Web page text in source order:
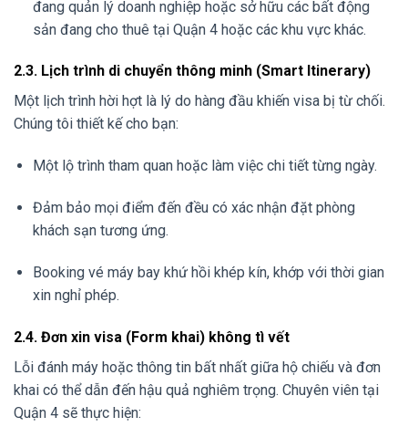
đang quản lý doanh nghiệp hoặc sở hữu các bất động
sản đang cho thuê tại Quận 4 hoặc các khu vực khác.
2.3. Lịch trình di chuyển thông minh (Smart Itinerary)
Một lịch trình hời hợt là lý do hàng đầu khiến visa bị từ chối.
Chúng tôi thiết kế cho bạn:
Một lộ trình tham quan hoặc làm việc chi tiết từng ngày.
Đảm bảo mọi điểm đến đều có xác nhận đặt phòng
khách sạn tương ứng.
Booking vé máy bay khứ hồi khép kín, khớp với thời gian
xin nghỉ phép.
2.4. Đơn xin visa (Form khai) không tì vết
Lỗi đánh máy hoặc thông tin bất nhất giữa hộ chiếu và đơn
khai có thể dẫn đến hậu quả nghiêm trọng. Chuyên viên tại
Quận 4 sẽ thực hiện: